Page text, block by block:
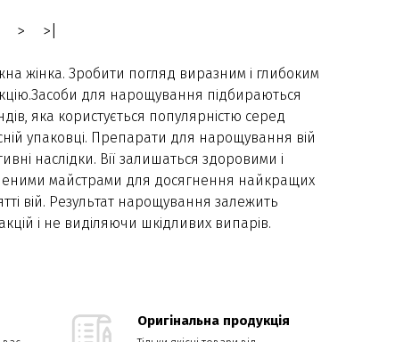
> >|
жінка. Зробити погляд виразним і глибоким
для нарощування підбираються
яка користується популярністю серед
упаковці. Препарати для нарощування вій
наслідки. Вії залишаться здоровими і
майстрами для досягнення найкращих
вій. Результат нарощування залежить
і не виділяючи шкідливих випарів.
Оригінальна продукція